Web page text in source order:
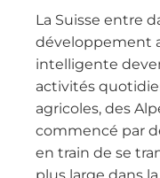
La Suisse entre
développement
intelligente
activités
agricoles, des
commencé par
en train de se